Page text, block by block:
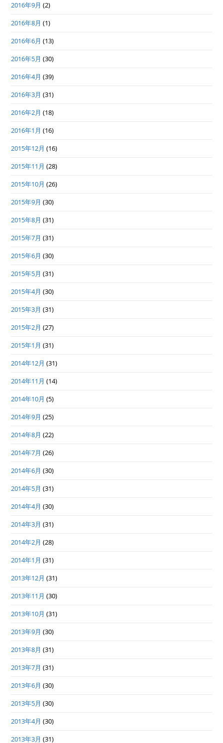
2016年9月 (2)
2016年8月 (1)
2016年6月 (13)
2016年5月 (30)
2016年4月 (39)
2016年3月 (31)
2016年2月 (18)
2016年1月 (16)
2015年12月 (16)
2015年11月 (28)
2015年10月 (26)
2015年9月 (30)
2015年8月 (31)
2015年7月 (31)
2015年6月 (30)
2015年5月 (31)
2015年4月 (30)
2015年3月 (31)
2015年2月 (27)
2015年1月 (31)
2014年12月 (31)
2014年11月 (14)
2014年10月 (5)
2014年9月 (25)
2014年8月 (22)
2014年7月 (26)
2014年6月 (30)
2014年5月 (31)
2014年4月 (30)
2014年3月 (31)
2014年2月 (28)
2014年1月 (31)
2013年12月 (31)
2013年11月 (30)
2013年10月 (31)
2013年9月 (30)
2013年8月 (31)
2013年7月 (31)
2013年6月 (30)
2013年5月 (30)
2013年4月 (30)
2013年3月 (31)